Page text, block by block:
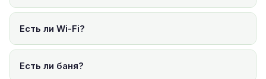
Есть ли Wi-Fi?
Есть ли баня?